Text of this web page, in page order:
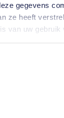
gegevens
ze heeft
van uw gebruik